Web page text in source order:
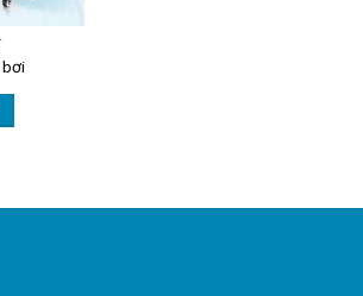
bơi